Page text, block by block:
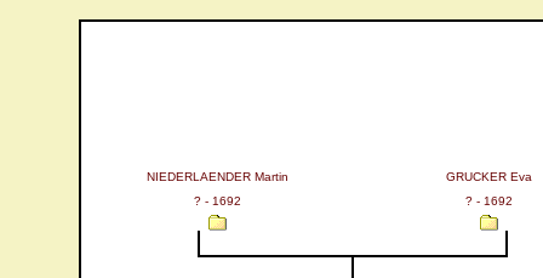
NIEDERLAENDER Martin
? - 1692
GRUCKER Eva
? - 1692